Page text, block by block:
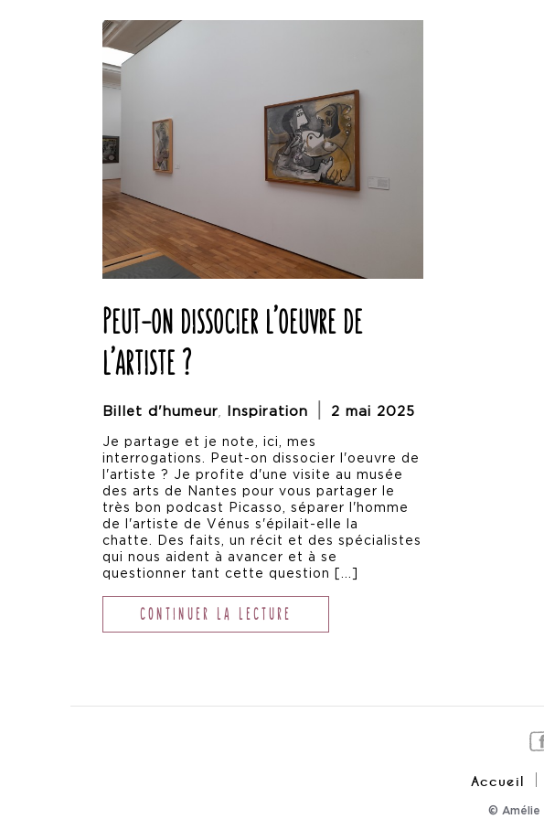
Peut-on dissocier l’oeuvre de
l’artiste ?
Billet d'humeur Inspiration | 2 mai 2025
Je partage et je note, ici, mes
interrogations. Peut-on dissocier l'oeuvre de
l'artiste ? Je profite d'une visite au musée
des arts de Nantes pour vous partager le
très bon podcast Picasso, séparer l'homme
de l'artiste de Vénus s'épilait-elle la
chatte. Des faits, un récit et des spécialistes
qui nous aident à avancer et à se
questionner tant cette question [...]
CONTINUER LA LECTURE
Accueil
© Amélie